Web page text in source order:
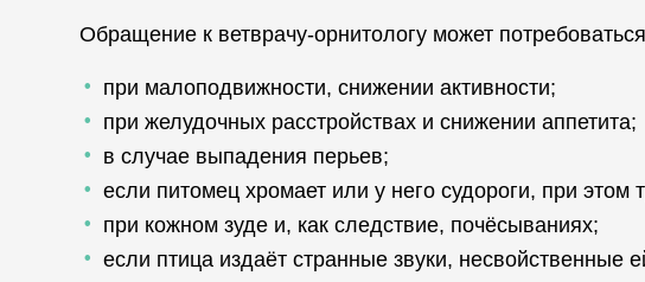
Обращение к ветврачу-орнитологу может
при малоподвижности, снижении активности;
при желудочных расстройствах и снижении аппетита;
в случае выпадения перьев;
если питомец хромает или у него судороги, при этом
при кожном зуде и, как следствие, почёсываниях;
если птица издаёт странные звуки, несвойственные